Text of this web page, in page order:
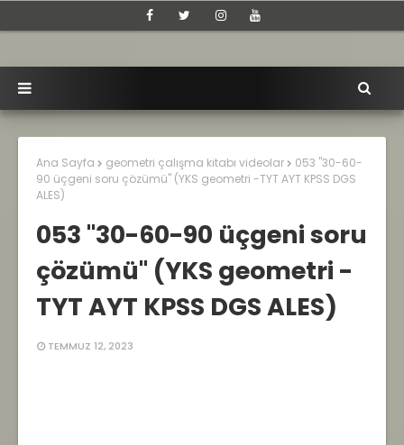
Ana Sayfa geometri çalışma kitabı videolar
053 "30-60-
90 üçgeni soru çözümü" (YKS geometri -TYT AYT KPSS DGS
ALES)
053 "30-60-90 üçgeni soru
çözümü" (YKS geometri -
TYT AYT KPSS DGS ALES)
TEMMUZ 12, 2023